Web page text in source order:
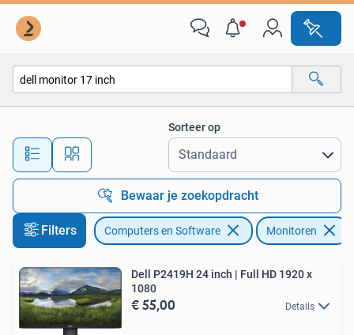
Alle afstanden…
Sorteer op
Bewaar je zoekopdracht
Filters Computers en Software Monitoren
Dell P2419H 24 inch | Full HD 1920 x
1080
€ 55,00 Details